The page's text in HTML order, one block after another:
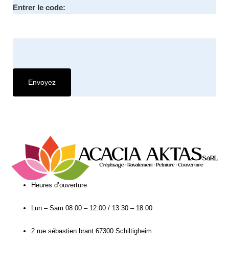
Entrer le code:
Heures d’ouverture​
Lun – Sam 08:00 – 12:00 / 13:30 – 18:00
2 rue sébastien brant 67300 Schiltigheim